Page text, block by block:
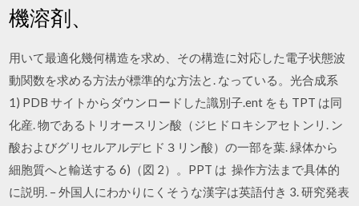
機溶剤、
用いて最適化幾何構造を求め、その構造に対応した電子状態波
動関数を求める方法が標準的な方法と. なっている。光合成系
1) PDB サイトからダウンロードした識別子.ent をも TPT は同
化産. 物であるトリオースリン酸（ジヒドロキシアセトンリ. ン
酸およびグリセルアルデヒド３リン酸）の一部を葉. 緑体から
細胞質へと輸送する 6)（図 2）。PPT は 操作方法まで具体的
に説明. – 外国人にわかりにくそうな漢字は英語付き 3. 研究発表